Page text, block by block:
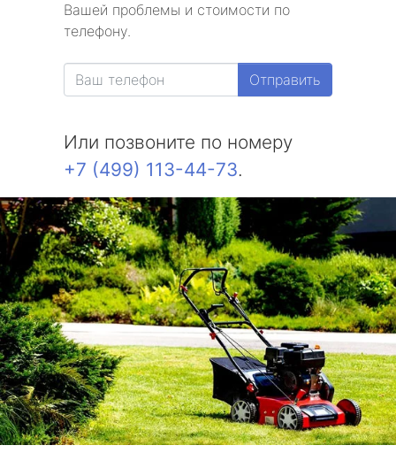
Вашей проблемы и стоимости по
телефону.
Отправить
Или позвоните по номеру
+7 (499) 113-44-73.